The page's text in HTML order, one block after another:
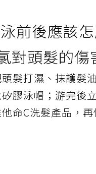
前後應該
對頭髮的傷
髮打濕、抹護髮
膠泳帽；游完後
命C洗髮產品，